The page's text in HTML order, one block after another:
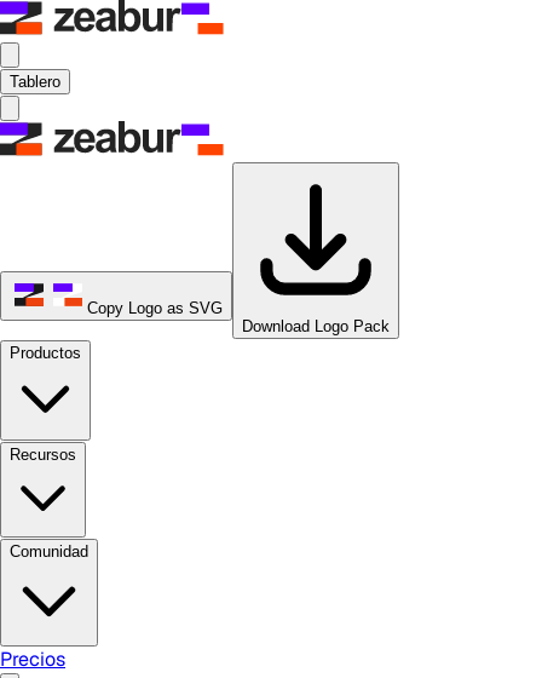
Tablero
Copy Logo as SVG
Download Logo Pack
Productos
Recursos
Comunidad
Precios